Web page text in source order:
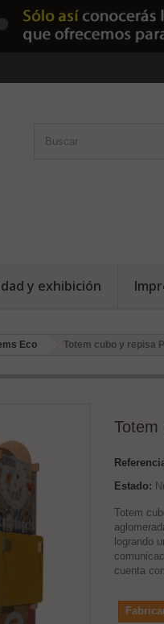
y exhibición
Eco Totem cubo y repisa
Totem
Estado:
Totem
logrando
cuenta